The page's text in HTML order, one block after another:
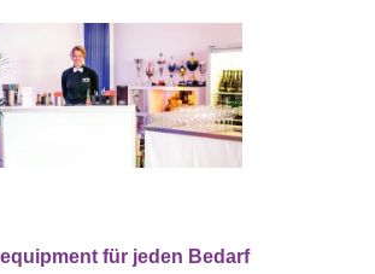
für jeden Bedarf